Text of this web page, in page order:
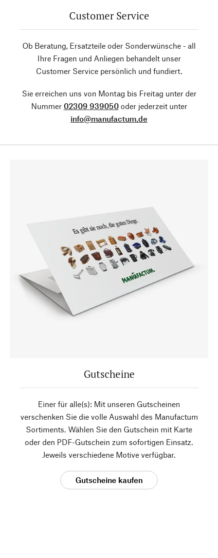
Customer Service
Ob Beratung, Ersatzteile oder Sonderwünsche - all
Ihre Fragen und Anliegen behandelt unser
Customer Service persönlich und fundiert.
Sie erreichen uns von Montag bis Freitag unter der
Nummer 02309 939050oder jederzeit unter
info@manufactum.de
Gutscheine
Einer für alle(s): Mit unseren Gutscheinen
verschenken Sie die volle Auswahl des Manufactum
Sortiments. Wählen Sie den Gutschein mit Karte
oder den PDF-Gutschein zum sofortigen Einsatz.
Jeweils verschiedene Motive verfügbar.
Gutscheine kaufen